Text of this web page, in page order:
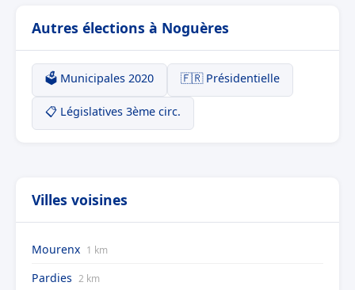
Autres élections à Noguères
🗳️ Municipales 2020 🇫🇷 Présidentielle
📋 Législatives 3ème circ.
Villes voisines
Mourenx 1 km
Pardies 2 km